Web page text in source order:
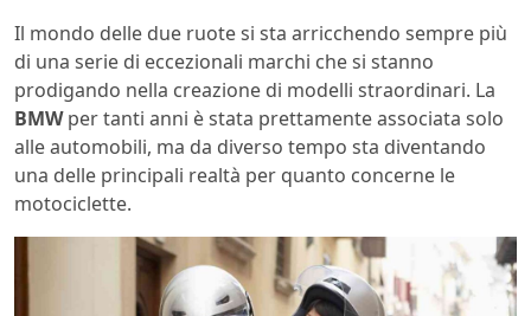
Il mondo delle due ruote si sta arricchendo sempre più
di una serie di eccezionali marchi che si stanno
prodigando nella creazione di modelli straordinari. La
BMWper tanti anni è stata prettamente associata solo
alle automobili, ma da diverso tempo sta diventando
una delle principali realtà per quanto concerne le
motociclette.